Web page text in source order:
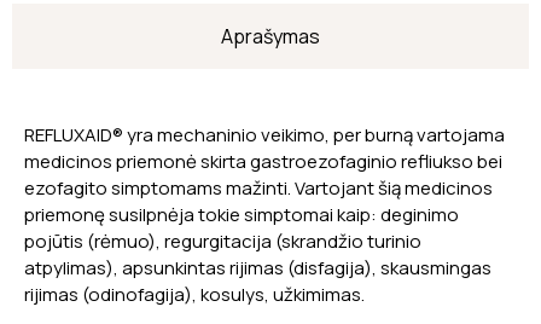
Aprašymas
REFLUXAID® yra mechaninio veikimo, per burną vartojama
medicinos priemonė skirta gastroezofaginio refliukso bei
ezofagito simptomams mažinti. Vartojant šią medicinos
priemonę susilpnėja tokie simptomai kaip: deginimo
pojūtis (rėmuo), regurgitacija (skrandžio turinio
atpylimas), apsunkintas rijimas (disfagija), skausmingas
rijimas (odinofagija), kosulys, užkimimas.